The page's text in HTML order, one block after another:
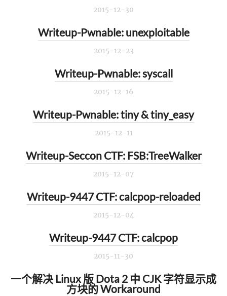
2015-12-30
Writeup-Pwnable: unexploitable
2015-12-23
Writeup-Pwnable: syscall
2015-12-16
Writeup-Pwnable: tiny & tiny_easy
2015-12-11
Writeup-Seccon CTF: FSB:TreeWalker
2015-12-07
Writeup-9447 CTF: calcpop-reloaded
2015-12-04
Writeup-9447 CTF: calcpop
2015-11-30
一个解决 Linux 版 Dota 2 中 CJK 字符显示成
方块的 Workaround